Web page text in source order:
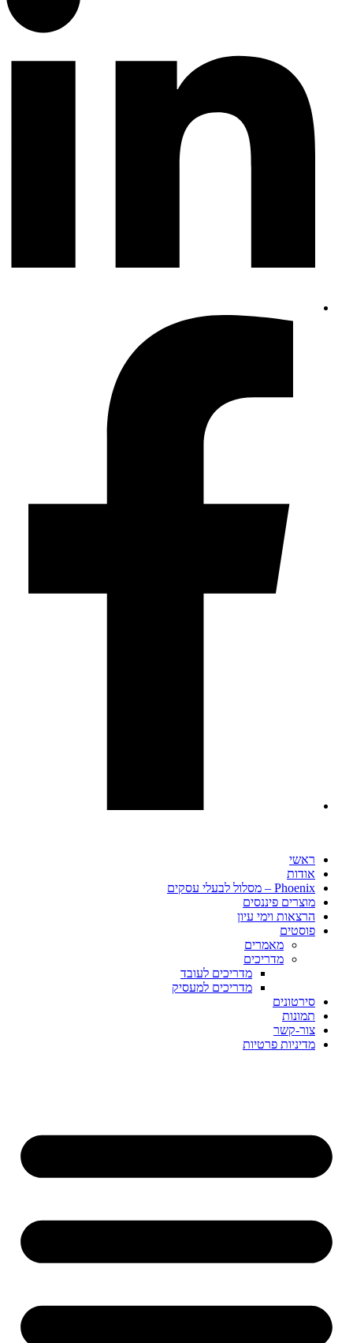
ראשי
אודות
Phoenix – מסלול לבעלי עסקים
מוצרים פיננסים
הרצאות וימי עיון
פוסטים​
מאמרים
מדריכים
מדריכים לעובד
מדריכים למעסיק
סירטונים
תמונות
צור-קשר
מדיניות פרטיות